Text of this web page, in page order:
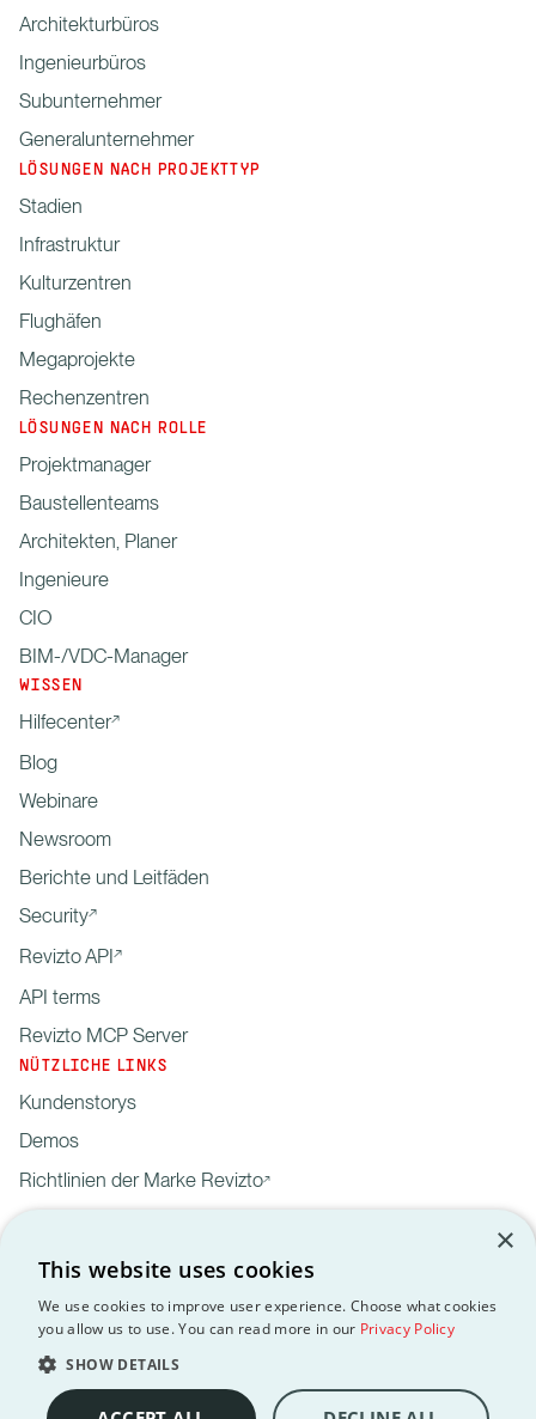
Architekturbüros
Ingenieurbüros
Subunternehmer
Generalunternehmer
LÖSUNGEN NACH PROJEKTTYP
Stadien
Infrastruktur
Kulturzentren
Flughäfen
Megaprojekte
Rechenzentren
LÖSUNGEN NACH ROLLE
Projektmanager
Baustellenteams
Architekten, Planer
Ingenieure
CIO
BIM-/VDC-Manager
WISSEN
Hilfecenter
Blog
Webinare
Newsroom
Berichte und Leitfäden
Security
Revizto API
API terms
Revizto MCP Server
NÜTZLICHE LINKS
Kundenstorys
Demos
Richtlinien der Marke Revizto
Privacy
Policy
Customer data processing
API
Marken sind Eigentum ihrer jeweiligen Inhaber.
×
This website uses cookies
We use cookies to improve user experience. Choose what cookies
you allow us to use. You can read more in our Privacy Policy
SHOW DETAILS